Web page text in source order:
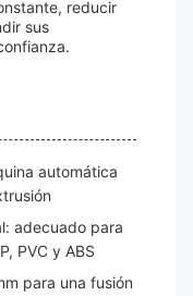
reducir
sus
automática
adecuado para
PVC y ABS
para una fusión